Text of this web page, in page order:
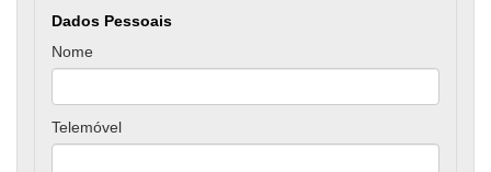
Dados Pessoais
Nome
Telemóvel